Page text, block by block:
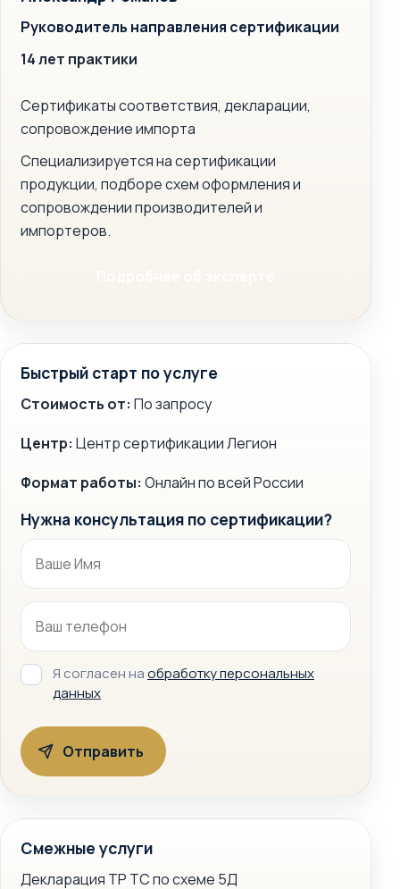
Руководитель направления сертификации
14 лет практики
Сертификаты соответствия, декларации,
сопровождение импорта
Специализируется на сертификации
продукции, подборе схем оформления и
сопровождении производителей и
импортеров.
Быстрый старт по услуге
Стоимость от: По запросу
Центр: Центр сертификации Легион
Формат работы: Онлайн по всей России
Нужна консультация по сертификации?
Я согласен наобработку персональных
данных
Смежные услуги
Декларация ТР ТС по схеме 5Д